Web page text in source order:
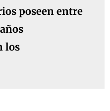
poseen entre
los